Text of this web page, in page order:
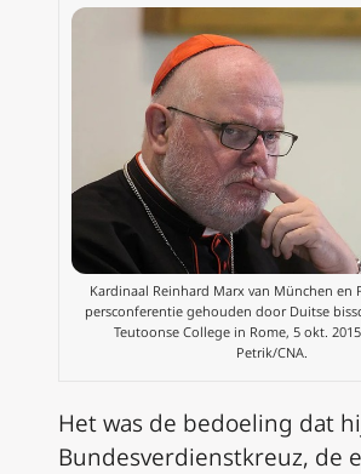
Kardinaal Reinhard Marx van München en
persconferentie gehouden door Duitse
Teutoonse College in Rome, 5 okt.
Petrik/CNA.
Het was de bedoeling dat
Bundesverdienstkreuz, de